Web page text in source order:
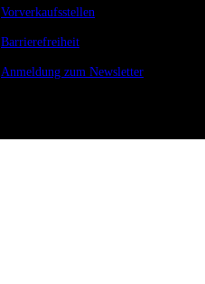
Vorverkaufsstellen
Barrierefreiheit
Anmeldung zum Newsletter